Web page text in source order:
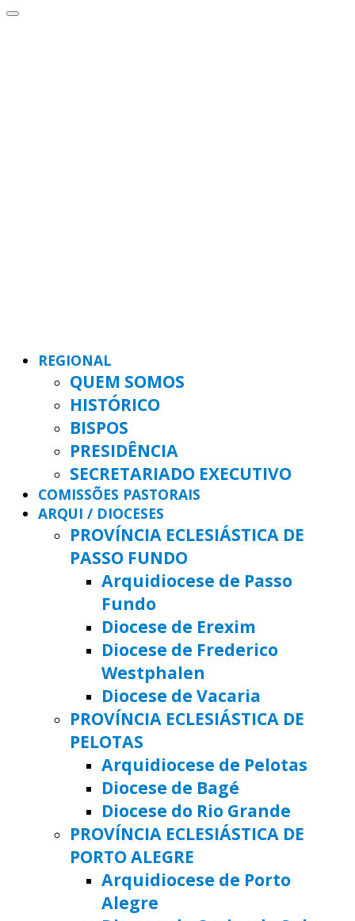
REGIONAL
QUEM SOMOS
HISTÓRICO
BISPOS
PRESIDÊNCIA
SECRETARIADO EXECUTIVO
COMISSÕES PASTORAIS
ARQUI / DIOCESES
PROVÍNCIA ECLESIÁSTICA DE
PASSO FUNDO
Arquidiocese de Passo
Fundo
Diocese de Erexim
Diocese de Frederico
Westphalen
Diocese de Vacaria
PROVÍNCIA ECLESIÁSTICA DE
PELOTAS
Arquidiocese de Pelotas
Diocese de Bagé
Diocese do Rio Grande
PROVÍNCIA ECLESIÁSTICA DE
PORTO ALEGRE
Arquidiocese de Porto
Alegre